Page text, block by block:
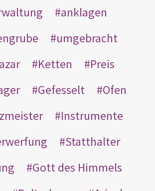
anklagen
umgebracht
Ketten
Preis
Gefesselt
Ofen
Instrumente
Statthalter
Gott des Himmels